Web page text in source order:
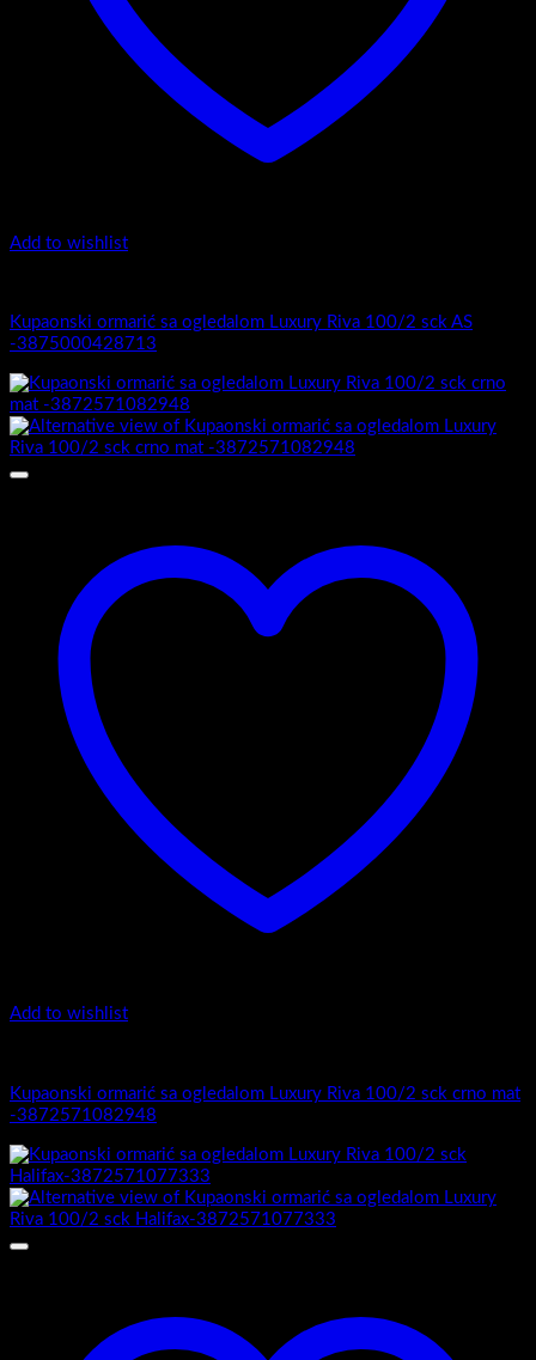
Add to wishlist
Kupaonski ormarić sa ogledalom Luxury Riva 100/2 sck AS
-3875000428713
Add to wishlist
Kupaonski ormarić sa ogledalom Luxury Riva 100/2 sck crno mat
-3872571082948